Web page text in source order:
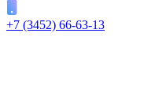
+7 (3452) 66-63-13